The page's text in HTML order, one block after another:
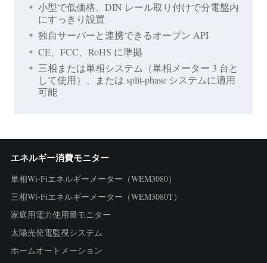
小型で低価格、DIN レール取り付けで分電盤内
にすっきり設置
独自サーバーと連携できるオープン API
CE、FCC、RoHS に準拠
三相または単相システム（単相メーター 3 台と
して使用）、または split-phase システムに適用
可能
エネルギー消費モニター
単相Wi-Fiエネルギーメーター（WEM3080）
三相Wi-Fiエネルギーメーター（WEM3080T）
家庭用電力使用量モニター
太陽光発電監視システム
ホームオートメーション